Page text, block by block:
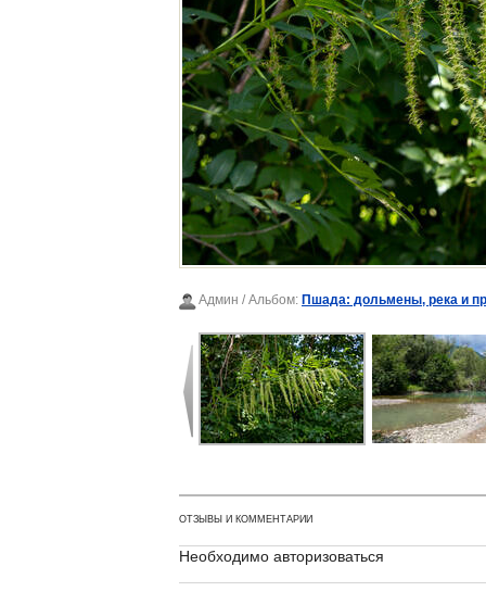
Админ / Альбом: Пшада: дольмены, река и
ОТЗЫВЫ И КОММЕНТАРИИ
Необходимо авторизоваться